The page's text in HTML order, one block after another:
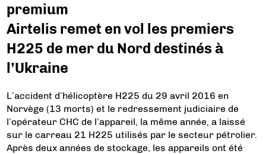
premium
Airtelis remet en vol les premiers
H225 de mer du Nord destinés à
l’Ukraine
L’accident d’hélicoptère H225 du 29 avril 2016 en
Norvège (13 morts) et le redressement judiciaire de
l’opérateur CHC de l’appareil, la même année, a laissé
sur le carreau 21 H225 utilisés par le secteur pétrolier.
Après deux années de stockage, les appareils ont été